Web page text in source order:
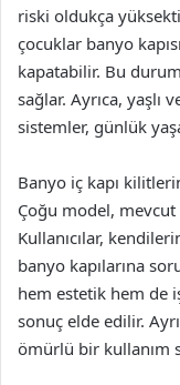
riski oldukça
çocuklar banyo
kapatabilir. Bu
sağlar. Ayrıca, yaşlı
sistemler, günlük
Banyo iç kapı
Çoğu model, mevcut
Kullanıcılar,
banyo kapılarına
hem estetik hem de
sonuç elde edilir.
ömürlü bir kullanım